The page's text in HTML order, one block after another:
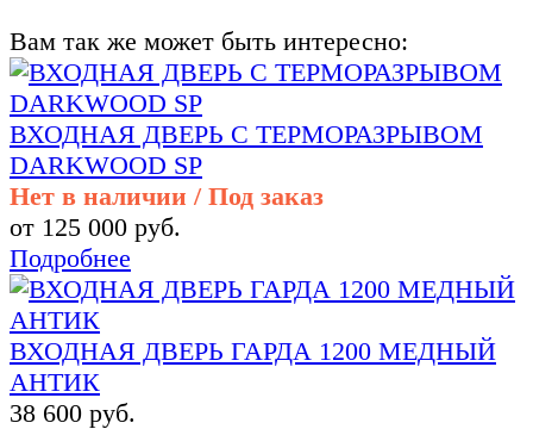
Вам так же может быть интересно:
ВХОДНАЯ ДВЕРЬ С ТЕРМОРАЗРЫВОМ
DARKWOOD SP
Нет в наличии / Под заказ
от 125 000 руб.
Подробнее
ВХОДНАЯ ДВЕРЬ ГАРДА 1200 МЕДНЫЙ
АНТИК
38 600 руб.